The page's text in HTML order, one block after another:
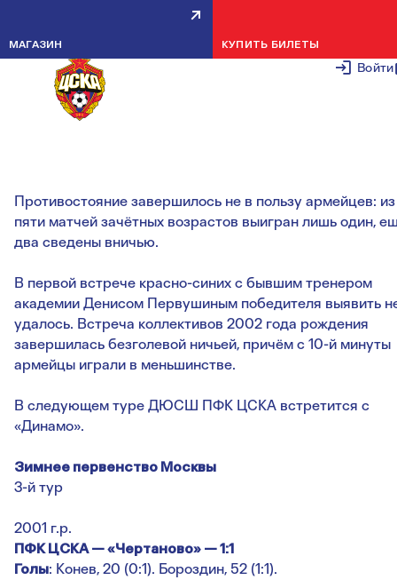
Войти
МАГАЗИН КУПИТЬ БИЛЕТЫ
КРАСНО-СИНИЕ ПО СУММЕ
ВСТРЕЧ УСТУПИЛИ
ЧЕРТАНОВЦАМ
Противостояние завершилось не в пользу армейцев: из
пяти матчей зачётных возрастов выигран лишь один,
два сведены вничью.
В первой встрече красно-синих с бывшим тренером
академии Денисом Первушиным победителя выявить
удалось. Встреча коллективов 2002 года рождения
завершилась безголевой ничьей, причём с 10-й минуты
армейцы играли в меньшинстве.
В следующем туре ДЮСШ ПФК ЦСКА встретится с
«Динамо».
Зимнее первенство Москвы
3-й тур
2001 г.р.
ПФК ЦСКА — «Чертаново» — 1:1
Голы: Конев, 20 (0:1). Бороздин, 52 (1:1).